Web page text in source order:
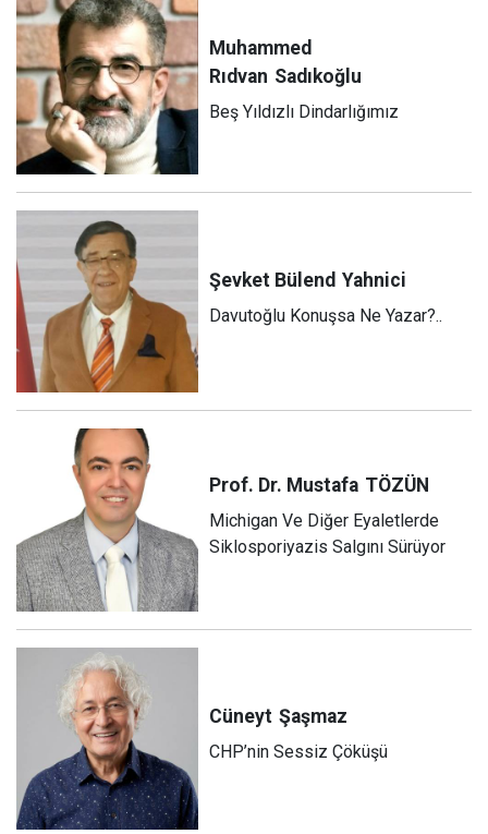
Muhammed
Rıdvan Sadıkoğlu
Beş Yıldızlı Dindarlığımız
Şevket Bülend Yahnici
Davutoğlu Konuşsa Ne Yazar?..
Prof. Dr. Mustafa TÖZÜN
Michigan Ve Diğer Eyaletlerde
Siklosporiyazis Salgını Sürüyor
Cüneyt Şaşmaz
CHP’nin Sessiz Çöküşü